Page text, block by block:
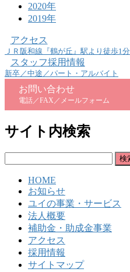
2020年
2019年
アクセス
ＪＲ阪和線『鶴が丘』駅より徒歩1分
スタッフ採用情報
新卒／中途／パート・アルバイト
お問い合わせ
電話／FAX／メールフォーム
サイト内検索
HOME
お知らせ
ユイの事業・サービス
法人概要
補助金・助成金事業
アクセス
採用情報
サイトマップ